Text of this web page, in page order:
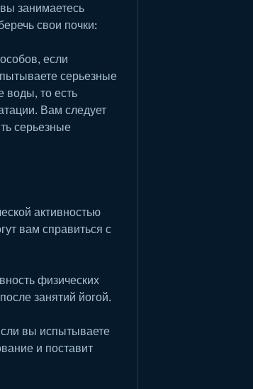
занимаетесь
свои почки:
если
серьезные
воды, то есть
Вам следует
серьезные
активностью
вам справиться с
физических
занятий йогой.
вы испытываете
и поставит